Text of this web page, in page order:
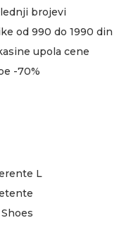
brojevi
od 990 do 1990 din
upola cene
-70%
L